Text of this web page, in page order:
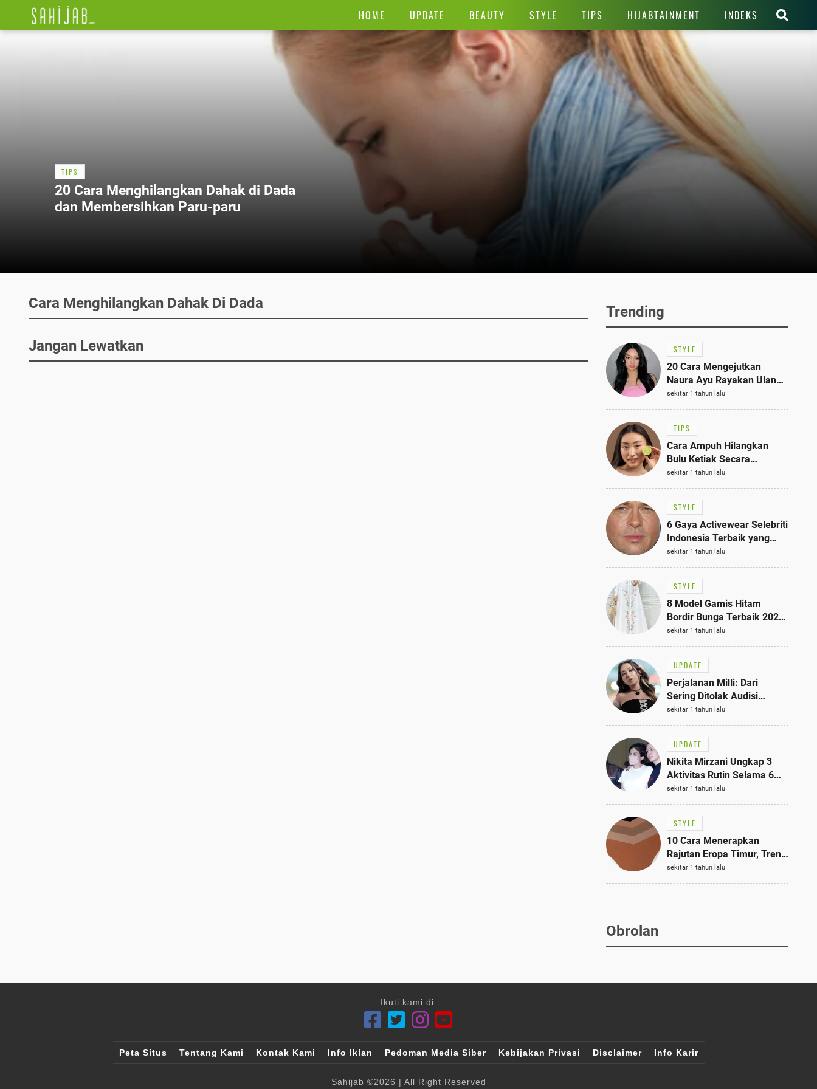
HOME UPDATE BEAUTY STYLE TIPS HIJABTAINMENT INDEKS
TIPS
20 Cara Menghilangkan Dahak di Dada
dan Membersihkan Paru-paru
Cara Menghilangkan Dahak Di Dada
Jangan Lewatkan
Trending
STYLE
20 Cara Mengejutkan
Naura Ayu Rayakan Ulang
Tahun di Panti Asuhan,
Terlihat Anggun dengan
Kaftan Cokelat
sekitar 1 tahun lalu
TIPS
Cara Ampuh Hilangkan
Bulu Ketiak Secara
Permanen dalam 5
Langkah Sederhana
sekitar 1 tahun lalu
STYLE
6 Gaya Activewear Selebriti
Indonesia Terbaik yang
Bisa Jadi Inspirasi
Fashionmu
sekitar 1 tahun lalu
STYLE
8 Model Gamis Hitam
Bordir Bunga Terbaik 2025,
Stylish untuk Hangout
hingga Acara Semi-Formal
sekitar 1 tahun lalu
UPDATE
Perjalanan Milli: Dari
Sering Ditolak Audisi
hingga Menjadi Rapper Top
10 Thailand
sekitar 1 tahun lalu
UPDATE
Nikita Mirzani Ungkap 3
Aktivitas Rutin Selama 6
Bulan di Rutan Pondok
Bambu, Terungkap!
sekitar 1 tahun lalu
STYLE
10 Cara Menerapkan
Rajutan Eropa Timur, Tren
Mode Terbaik dan Paling
Dicari 2023
sekitar 1 tahun lalu
Obrolan
Ikuti kami di:
Peta Situs Tentang Kami Kontak Kami Info Iklan Pedoman Media Siber Kebijakan Privasi Disclaimer Info Karir
Sahijab ©2026 | All Right Reserved